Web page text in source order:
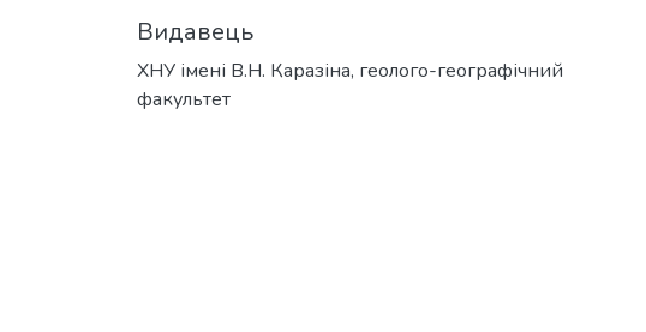
Видавець
ХНУ імені В.Н. Каразіна, геолого-географічний
факультет